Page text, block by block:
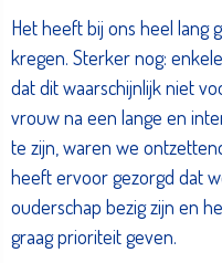
Het heeft bij ons heel lang
kregen. Sterker nog:
dat dit waarschijnlijk niet
vrouw na een lange en
te zijn, waren we
heeft ervoor gezorgd dat
ouderschap bezig zijn en
graag prioriteit geven.